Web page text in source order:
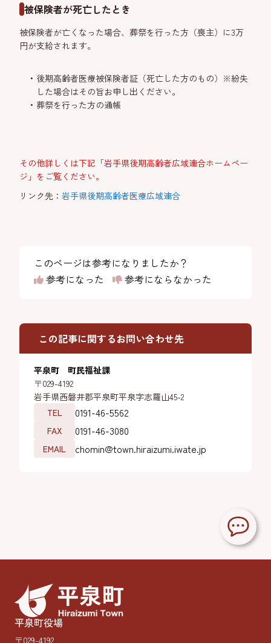
被保険者が死亡したとき
被保険者が亡くなった場合、葬祭を行った方（喪主）に3万
円が支給されます。
後期高齢者医療被保険者証（死亡した方のもの）※紛失
した場合はその旨お申し出ください。
葬祭を行った方の通帳
その他詳しくは下記「岩手県後期高齢者広域連合ホームペー
ジ」をご覧ください。
リンク先： 岩手県後期高齢者医療広域連合
このページは参考になりましたか？
参考になった
参考にならなかった
この記事に関するお問い合わせ先
平泉町 町民福祉課
〒029-4192
岩手県西磐井郡平泉町平泉字志羅山45-2
TEL
0191-46-5562
FAX 0191-46-3080
EMAIL chomin@town.hiraizumi.iwate.jp
平泉町役場
〒029-4192